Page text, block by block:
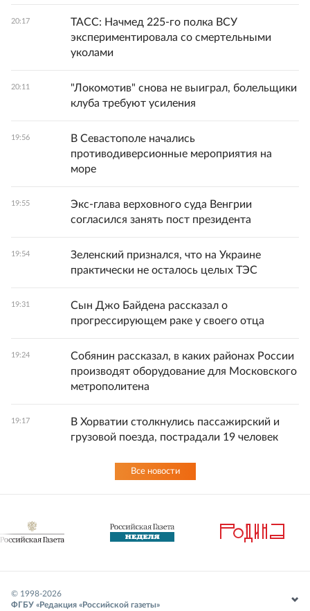
20:17
ТАСС: Начмед 225-го полка ВСУ
экспериментировала со смертельными
уколами
20:11
"Локомотив" снова не выиграл, болельщики
клуба требуют усиления
19:56
В Севастополе начались
противодиверсионные мероприятия на
море
19:55
Экс-глава верховного суда Венгрии
согласился занять пост президента
19:54
Зеленский признался, что на Украине
практически не осталось целых ТЭС
19:31
Сын Джо Байдена рассказал о
прогрессирующем раке у своего отца
19:24
Собянин рассказал, в каких районах России
производят оборудование для Московского
метрополитена
19:17
В Хорватии столкнулись пассажирский и
грузовой поезда, пострадали 19 человек
Все новости
© 1998-2026
ФГБУ «Редакция «Российской газеты»